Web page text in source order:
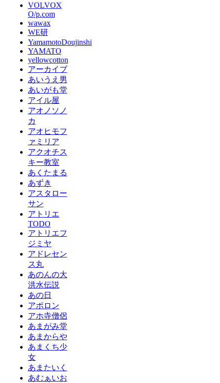
VOLVOX
O/p.com
wawax
WE研
YamamotoDoujinshi
YAMATO
yellowcotton
アーカイブ
あいうえ男
あいがも堂
アイル屋
アオノソノ
カ
アオヒモフ
ァミリア
アクオチス
キー教室
あくたまる
あずき
アスタロー
サン
アトリエ
TODO
アトリエフ
ジミヤ
アドレセン
ス丸
あのんの大
洪水伝説
あの日
アポロン
アホ寺僧侶
あまがみ堂
あまからや
あまくち少
女
あまたいく
あむぁいお